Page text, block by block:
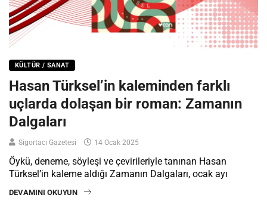
KÜLTÜR / SANAT
Hasan Türksel’in kaleminden farklı
uçlarda dolaşan bir roman: Zamanın
Dalgaları
Sigortacı Gazetesi 14 Ocak 2025
Öykü, deneme, söyleşi ve çevirileriyle tanınan Hasan
Türksel’in kaleme aldığı Zamanın Dalgaları, ocak ayı
DEVAMINI OKUYUN